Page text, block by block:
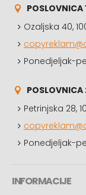
POSLOVNICA
Ozaljska 40,
Ponedjeljak-
Petrinjska 28,
Ponedjeljak-
INFORMACIJE